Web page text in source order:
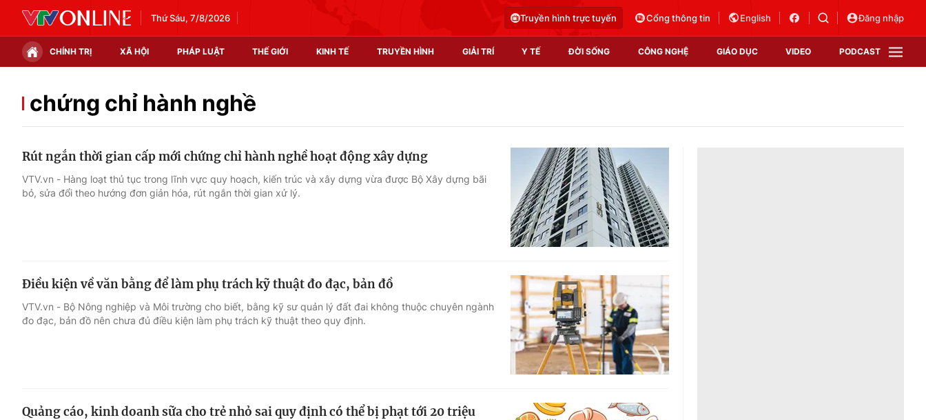
Thứ Sáu, 7/8/2026 Truyền hình trực tuyến Cổng thông tin English Đăng nhập
CHÍNH TRỊ XÃ HỘI PHÁP LUẬT THẾ GIỚI KINH TẾ TRUYỀN HÌNH GIẢI TRÍ Y TẾ ĐỜI SỐNG CÔNG NGHỆ GIÁO DỤC VIDEO PODCAST
Chính trị
Thế giới đó đây
Thị trường
Giải sao mai
Video
Shorts video
Podcast
EMagazine
Photo
Infographic
Góc ảnh
Điện ảnh
Du lịch
Tuyển sinh
Công nghệ
Hitech Công nghệ tương lai
VTV Sức khoẻ
chứng chỉ hành nghề
Rút ngắn thời gian cấp mới chứng chỉ hành nghề hoạt động xây dựng
VTV.vn - Hàng loạt thủ tục trong lĩnh vực quy hoạch, kiến trúc và xây dựng vừa được Bộ Xây dựng bãi
bỏ, sửa đổi theo hướng đơn giản hóa, rút ngắn thời gian xử lý.
Điều kiện về văn bằng để làm phụ trách kỹ thuật đo đạc, bản đồ
VTV.vn - Bộ Nông nghiệp và Môi trường cho biết, bằng kỹ sư quản lý đất đai không thuộc chuyên ngành
đo đạc, bản đồ nên chưa đủ điều kiện làm phụ trách kỹ thuật theo quy định.
Quảng cáo, kinh doanh sữa cho trẻ nhỏ sai quy định có thể bị phạt tới 20 triệu